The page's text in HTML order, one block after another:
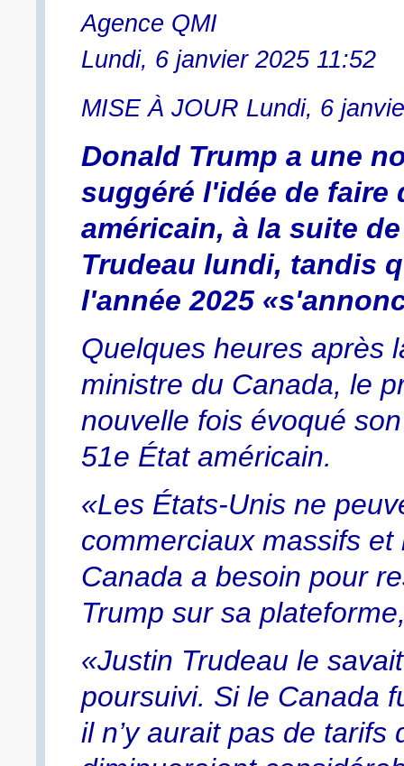
Agence QMI
Lundi, 6 janvier 2025 11:52
MISE À JOUR Lundi, 6
Donald Trump a une
suggéré l'idée de faire
américain, à la suite
Trudeau lundi, tandis
l'année 2025
Quelques heures après
ministre du Canada, le
nouvelle fois évoqué
51e État américain.
«Les États-Unis ne
commerciaux massifs
Canada a besoin pour
Trump sur sa
«Justin Trudeau le
poursuivi. Si le Canada
il n’y aurait pas de tarifs